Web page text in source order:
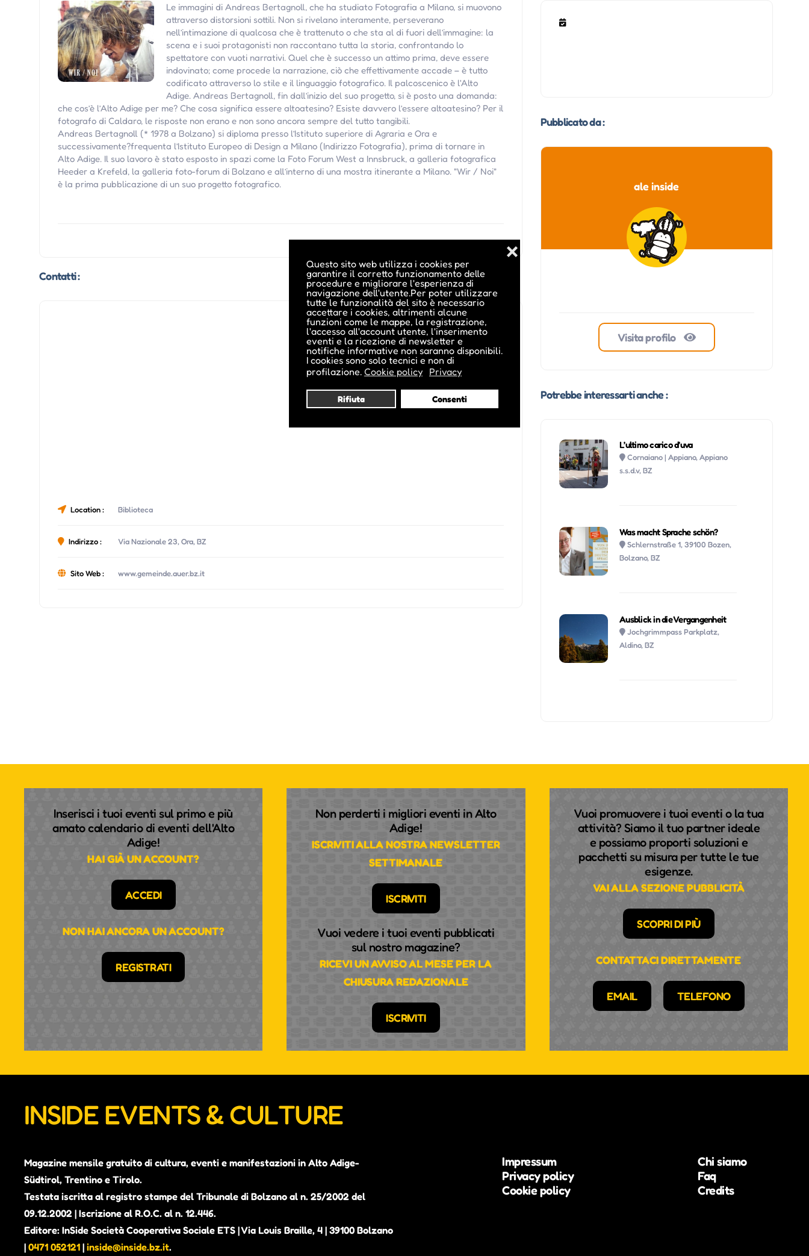
Questo sito web utilizza i cookies per
garantire il corretto funzionamento delle
procedure e migliorare l'esperienza di
navigazione dell'utente.Per poter utilizzare
tutte le funzionalità del sito è necessario
accettare i cookies, altrimenti alcune
funzioni come le mappe, la registrazione,
l'accesso all'account utente, l'inserimento
eventi e la ricezione di newsletter e
notifiche informative non saranno disponibili.
I cookies sono solo tecnici e non di
profilazione. Cookie policy Privacy
Rifiuta Consenti
❌
Le immagini di Andreas Bertagnoll, che ha studiato Fotografia a Milano, si muovono
attraverso distorsioni sottili. Non si rivelano interamente, perseverano
nell’intimazione di qualcosa che è trattenuto o che sta al di fuori dell’immagine: la
scena e i suoi protagonisti non raccontano tutta la storia, confrontando lo
spettatore con vuoti narrativi. Quel che è successo un attimo prima, deve essere
indovinato; come procede la narrazione, ciò che effettivamente accade – è tutto
codificato attraverso lo stile e il linguaggio fotografico. Il palcoscenico è l'Alto
Adige. Andreas Bertagnoll, fin dall’inizio del suo progetto, si è posto una domanda:
che cos’è l’Alto Adige per me? Che cosa significa essere altoatesino? Esiste davvero l’essere altoatesino? Per il
fotografo di Caldaro, le risposte non erano e non sono ancora sempre del tutto tangibili.
Andreas Bertagnoll (* 1978 a Bolzano) si diploma presso l’Istituto superiore di Agraria e Ora e
successivamente?frequenta l’Istituto Europeo di Design a Milano (Indirizzo Fotografia), prima di tornare in
Alto Adige. Il suo lavoro è stato esposto in spazi come la Foto Forum West a Innsbruck, a galleria fotografica
Heeder a Krefeld, la galleria foto-forum di Bolzano e all’interno di una mostra itinerante a Milano. "Wir / Noi"
è la prima pubblicazione di un suo progetto fotografico.
Contatti :
Location : Biblioteca
Indirizzo : Via Nazionale 23, Ora, BZ
Sito Web : www.gemeinde.auer.bz.it
Pubblicato da :
ale inside
Visita profilo
Potrebbe interessarti anche :
L’ultimo carico d’uva
Cornaiano | Appiano, Appiano
s.s.d.v, BZ
Was macht Sprache schön?
Schlernstraße 1, 39100 Bozen,
Bolzano, BZ
Ausblick in die Vergangenheit
Jochgrimmpass Parkplatz,
Aldino, BZ
Inserisci i tuoi eventi sul primo e più
amato calendario di eventi dell'Alto
Adige!
HAI GIÀ UN ACCOUNT?
ACCEDI
NON HAI ANCORA UN ACCOUNT?
REGISTRATI
Non perderti i migliori eventi in Alto
Adige!
ISCRIVITI ALLA NOSTRA NEWSLETTER
SETTIMANALE
ISCRIVITI
Vuoi vedere i tuoi eventi pubblicati
sul nostro magazine?
RICEVI UN AVVISO AL MESE PER LA
CHIUSURA REDAZIONALE
ISCRIVITI
Vuoi promuovere i tuoi eventi o la tua
attività? Siamo il tuo partner ideale
e possiamo proporti soluzioni e
pacchetti su misura per tutte le tue
esigenze.
VAI ALLA SEZIONE PUBBLICITÀ
SCOPRI DI PIÙ
CONTATTACI DIRETTAMENTE
EMAIL TELEFONO
INSIDE EVENTS & CULTURE
Magazine mensile gratuito di cultura, eventi e manifestazioni in Alto Adige-
Südtirol, Trentino e Tirolo.
Testata iscritta al registro stampe del Tribunale di Bolzano al n. 25/2002 del
09.12.2002 | Iscrizione al R.O.C. al n. 12.446.
Editore: InSide Società Cooperativa Sociale ETS | Via Louis Braille, 4 | 39100 Bolzano
| 0471 052121 | inside@inside.bz.it.
Impressum
Privacy policy
Cookie policy
Chi siamo
Faq
Credits